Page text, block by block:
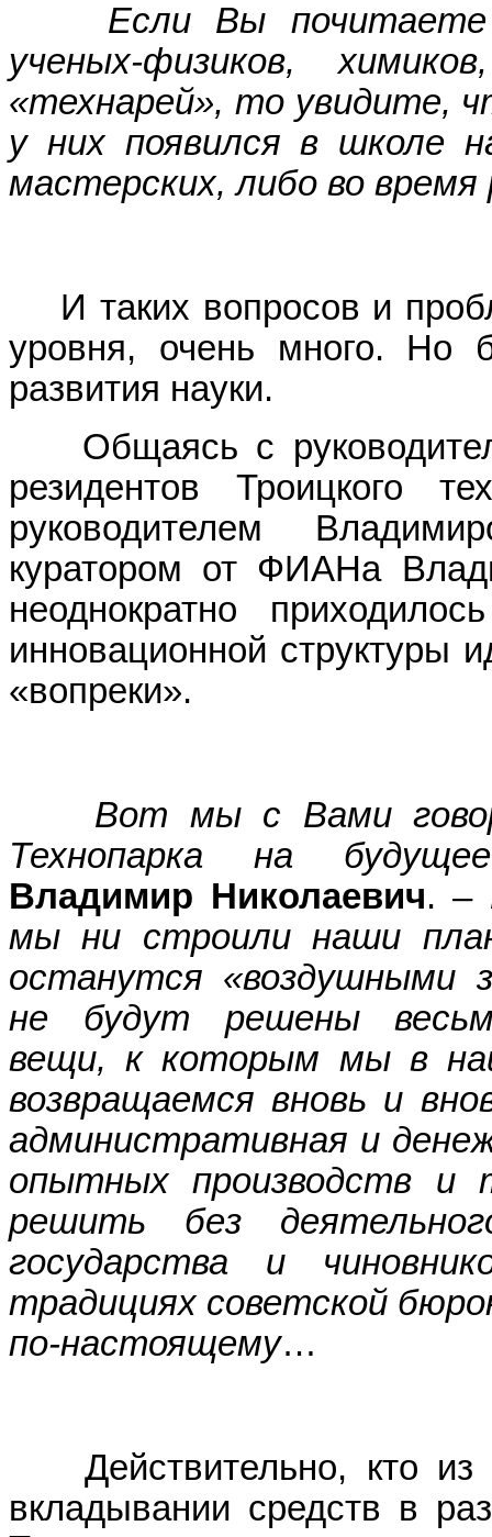
Если Вы почитаете
ученых-физиков,
«технарей», то увидите,
у них появился в школе
мастерских, либо во
И таких вопросов и
уровня, очень много. Но
развития науки.
Общаясь с
резидентов Троицкого
руководителем
куратором от ФИАНа
неоднократно
инновационной структуры
«вопреки».
Вот мы с Вами
Технопарка на будущее
Владимир Николаевич. –
мы ни строили наши
останутся «воздушными
не будут решены
вещи, к которым мы в
возвращаемся вновь и
административная и
опытных производств и
решить без
государства и
традициях советской
по-настоящему…
Действительно, кто из
вкладывании средств в